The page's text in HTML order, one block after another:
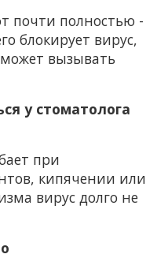
почти полностью -
блокирует вирус,
вызывать
у стоматолога
при
кипячении или
вирус долго не